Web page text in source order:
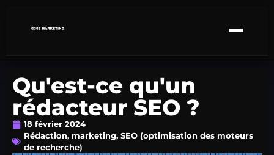
Qu'est-ce qu'un
rédacteur SEO ?
18 février 2024
Rédaction, marketing, SEO (optimisation des moteurs
de recherche)